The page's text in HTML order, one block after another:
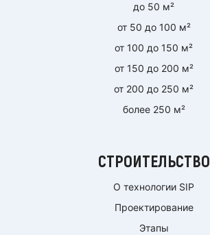
до 50 м²
от 50 до 100 м²
от 100 до 150 м²
от 150 до 200 м²
от 200 до 250 м²
более 250 м²
СТРОИТЕЛЬСТВО
О технологии SIP
Проектирование
Этапы